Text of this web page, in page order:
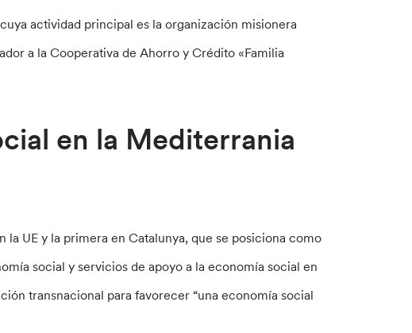
actividad principal es la organización misionera
a la Cooperativa de Ahorro y Crédito «Familia
en la Mediterrania
la UE y la primera en Catalunya, que se posiciona como
social y servicios de apoyo a la economía social en
transnacional para favorecer “una economía social